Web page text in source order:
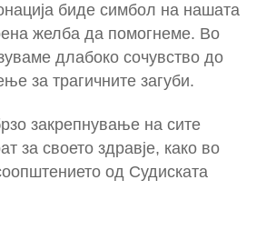
биде симбол на нашата
желба да помогнеме. Во
длабоко сочувство до
за трагичните загуби.
закрепнување на сите
за своето здравје, како во
од Судиската